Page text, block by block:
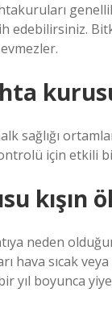
edebilirsiniz.
sağlığı
için etkili
kışın
neden
hava sıcak
yıl boyunca